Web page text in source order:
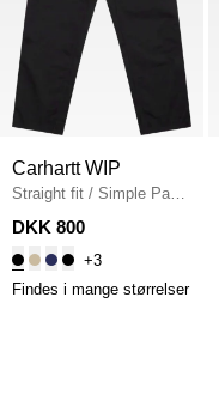
Carhartt WIP
Straight fit / Simple Pant
I020075 / BLACK
DKK 800
+3
Findes i mange størrelser